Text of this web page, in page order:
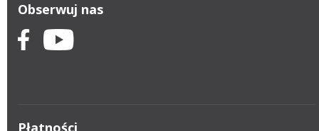
Obserwuj nas